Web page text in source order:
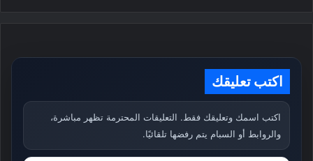
اكتب تعليقك
اكتب اسمك وتعليقك فقط. التعليقات المحترمة تظهر مباشرة،
والروابط أو السبام يتم رفضها تلقائيًا.